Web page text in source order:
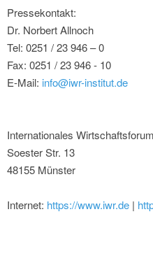
Pressekontakt:
Dr. Norbert Allnoch
Tel: 0251 / 23 946 – 0
Fax: 0251 / 23 946 - 10
E-Mail: info@iwr-institut.de
Internationales
Soester Str. 13
48155 Münster
Internet: https://www.iwr.de |